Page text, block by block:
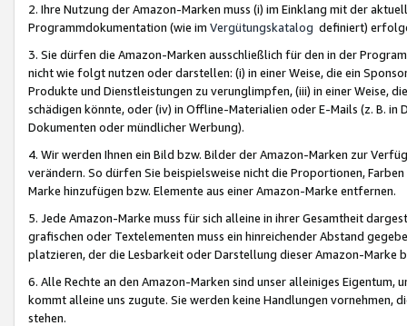
2. Ihre Nutzung der Amazon-Marken muss (i) im Einklang mit der
Programmdokumentation (wie im Vergütungskatalog definiert)
3. Sie dürfen die Amazon-Marken ausschließlich für den in der
nicht wie folgt nutzen oder darstellen: (i) in einer Weise, die ein
Produkte und Dienstleistungen zu verunglimpfen, (iii) in einer Weise,
schädigen könnte, oder (iv) in Offline-Materialien oder E-Mails (z. B. in
Dokumenten oder mündlicher Werbung).
4. Wir werden Ihnen ein Bild bzw. Bilder der Amazon-Marken zur
verändern. So dürfen Sie beispielsweise nicht die Proportionen,
Marke hinzufügen bzw. Elemente aus einer Amazon-Marke entfernen.
5. Jede Amazon-Marke muss für sich alleine in ihrer Gesamtheit
grafischen oder Textelementen muss ein hinreichender Abstand
platzieren, der die Lesbarkeit oder Darstellung dieser Amazon-Marke
6. Alle Rechte an den Amazon-Marken sind unser alleiniges
kommt alleine uns zugute. Sie werden keine Handlungen vornehmen,
stehen.